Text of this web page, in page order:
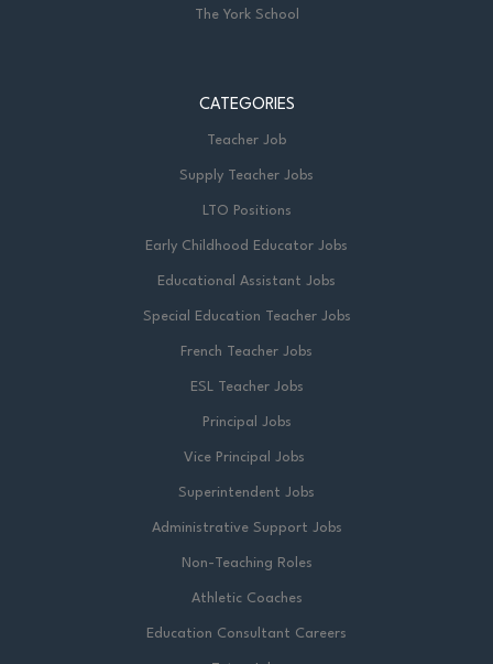
The York School
CATEGORIES
Teacher Job
Supply Teacher Jobs
LTO Positions
Early Childhood Educator Jobs
Educational Assistant Jobs
Special Education Teacher Jobs
French Teacher Jobs
ESL Teacher Jobs
Principal Jobs
Vice Principal Jobs
Superintendent Jobs
Administrative Support Jobs
Non-Teaching Roles
Athletic Coaches
Education Consultant Careers